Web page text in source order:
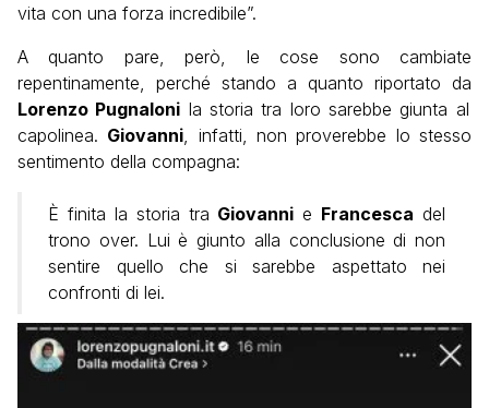
vita con una forza incredibile”.
A quanto pare, però, le cose sono cambiate
repentinamente, perché stando a quanto riportato da
Lorenzo Pugnaloni la storia tra loro sarebbe giunta al
capolinea. Giovanni , infatti, non proverebbe lo stesso
sentimento della compagna:
È finita la storia tra Giovanni e Francesca del
trono over. Lui è giunto alla conclusione di non
sentire quello che si sarebbe aspettato nei
confronti di lei.